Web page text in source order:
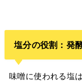
塩分の役割：発
味噌に使われる塩